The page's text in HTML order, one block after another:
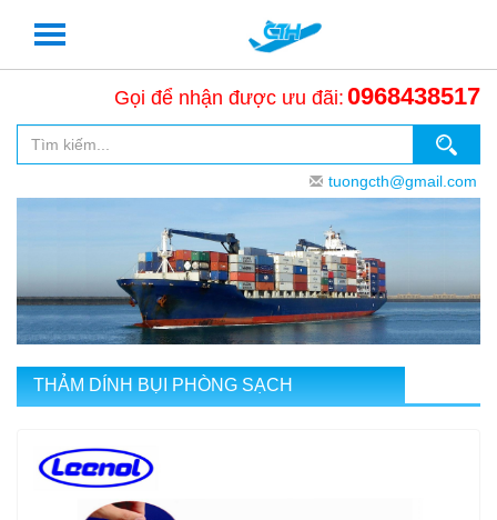
Gọi để nhận được ưu đãi: 0968438517
tuongcth@gmail.com
THẢM DÍNH BỤI PHÒNG SẠCH